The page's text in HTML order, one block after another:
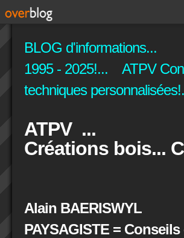
BLOG d'informations...
1995 - 2025!... ATPV
techniques
ATPV ...
Créations bois...
Alain BAERISWYL
PAYSAGISTE =